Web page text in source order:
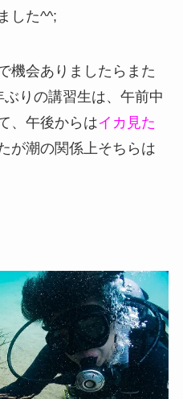
した^^;
機会ありましたらまた
りの講習生は、午前中
、午後からはイカ見た
が潮の関係上そちらは